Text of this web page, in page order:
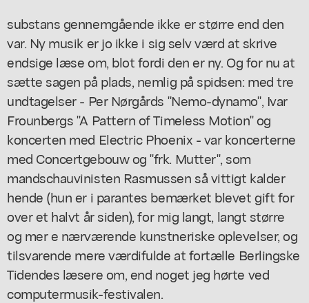
substans gennemgående ikke er større end den
var. Ny musik er jo ikke i sig selv værd at skrive
endsige læse om, blot fordi den er ny. Og for nu at
sætte sagen på plads, nemlig på spidsen: med tre
undtagelser - Per Nørgårds "Nemo-dynamo", Ivar
Frounbergs "A Pattern of Timeless Motion" og
koncerten med Electric Phoenix - var koncerterne
med Concertgebouw og "frk. Mutter", som
mandschauvinisten Rasmussen så vittigt kalder
hende (hun er i parantes bemærket blevet gift for
over et halvt år siden), for mig langt, langt større
og mer e nærværende kunstneriske oplevelser, og
tilsvarende mere værdifulde at fortælle Berlingske
Tidendes læsere om, end noget jeg hørte ved
computermusik-festivalen.